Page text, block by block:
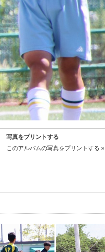
写真をプリントする
このアルバムの写真をプリントする »